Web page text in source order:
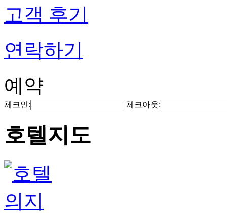
고객 후기
연락하기
예약
체크인: 체크아웃:
호텔지도